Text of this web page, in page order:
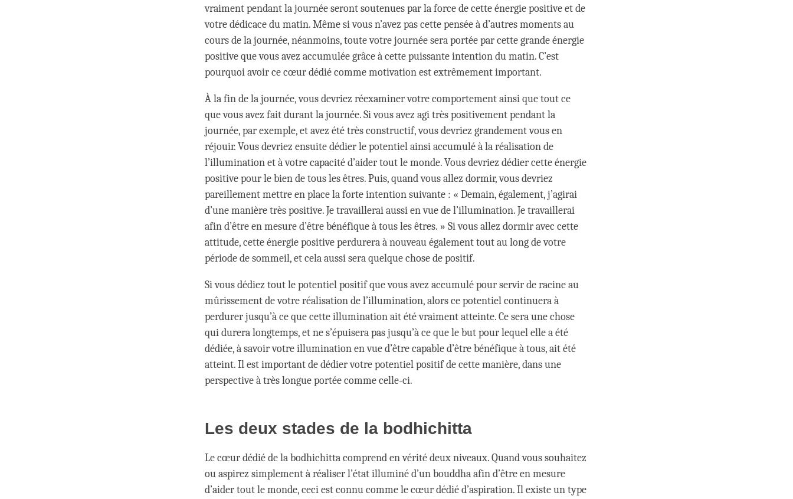
vraiment pendant la journée seront soutenues par la force de cette énergie positive et de
votre dédicace du matin. Même si vous n’avez pas cette pensée à d’autres moments au
cours de la journée, néanmoins, toute votre journée sera portée par cette grande énergie
positive que vous avez accumulée grâce à cette puissante intention du matin. C’est
pourquoi avoir ce cœur dédié comme motivation est extrêmement important.
À la fin de la journée, vous devriez réexaminer votre comportement ainsi que tout ce
que vous avez fait durant la journée. Si vous avez agi très positivement pendant la
journée, par exemple, et avez été très constructif, vous devriez grandement vous en
réjouir. Vous devriez ensuite dédier le potentiel ainsi accumulé à la réalisation de
l’illumination et à votre capacité d’aider tout le monde. Vous devriez dédier cette énergie
positive pour le bien de tous les êtres. Puis, quand vous allez dormir, vous devriez
pareillement mettre en place la forte intention suivante : « Demain, également, j’agirai
d’une manière très positive. Je travaillerai aussi en vue de l’illumination. Je travaillerai
afin d’être en mesure d’être bénéfique à tous les êtres. » Si vous allez dormir avec cette
attitude, cette énergie positive perdurera à nouveau également tout au long de votre
période de sommeil, et cela aussi sera quelque chose de positif.
Si vous dédiez tout le potentiel positif que vous avez accumulé pour servir de racine au
mûrissement de votre réalisation de l’illumination, alors ce potentiel continuera à
perdurer jusqu’à ce que cette illumination ait été vraiment atteinte. Ce sera une chose
qui durera longtemps, et ne s’épuisera pas jusqu’à ce que le but pour lequel elle a été
dédiée, à savoir votre illumination en vue d’être capable d’être bénéfique à tous, ait été
atteint. Il est important de dédier votre potentiel positif de cette manière, dans une
perspective à très longue portée comme celle-ci.
Les deux stades de la bodhichitta
Le cœur dédié de la bodhichitta comprend en vérité deux niveaux. Quand vous souhaitez
ou aspirez simplement à réaliser l’état illuminé d’un bouddha afin d’être en mesure
d’aider tout le monde, ceci est connu comme le cœur dédié d’aspiration. Il existe un type